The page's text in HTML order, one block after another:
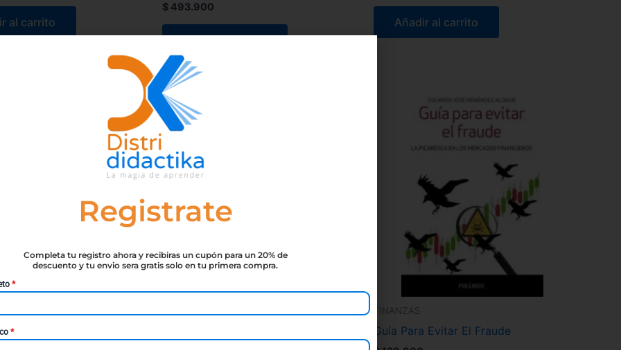
al carrito
$ 493.900
Añadir al carrito
Añadir al carrito
Y Banca Privada.
FINANZAS
Guía Para Evitar El Fraude
Registrate
Completa tu registro ahora y recibiras un cupón para un 20% de
descuento y tu envio sera gratis solo en tu primera compra.
*
*